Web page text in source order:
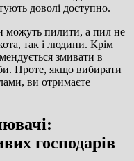
доволі доступно.
можуть пилити, а пил не
так і людини. Крім
змивати в
Проте, якщо вибирати
ви отримаєте
господарів